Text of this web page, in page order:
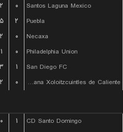
۲ ۰
Santos Laguna Mexico
۵ ۲
Puebla
۲ ۰
Necaxa
۱ ۰
Philadelphia Union
۱
San Diego FC
۲ ۰ Club Tijuana Xoloitzcuintles de Caliente
۰ ۱
CD Santo Domingo